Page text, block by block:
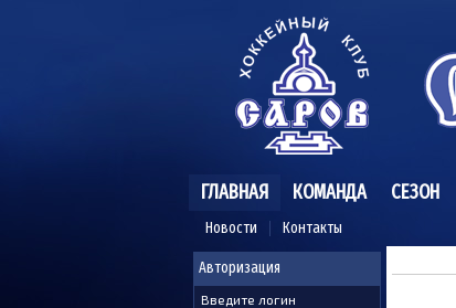
ГЛАВНАЯ
Новости Контакты
КОМАНДА СЕЗОН
Авторизация